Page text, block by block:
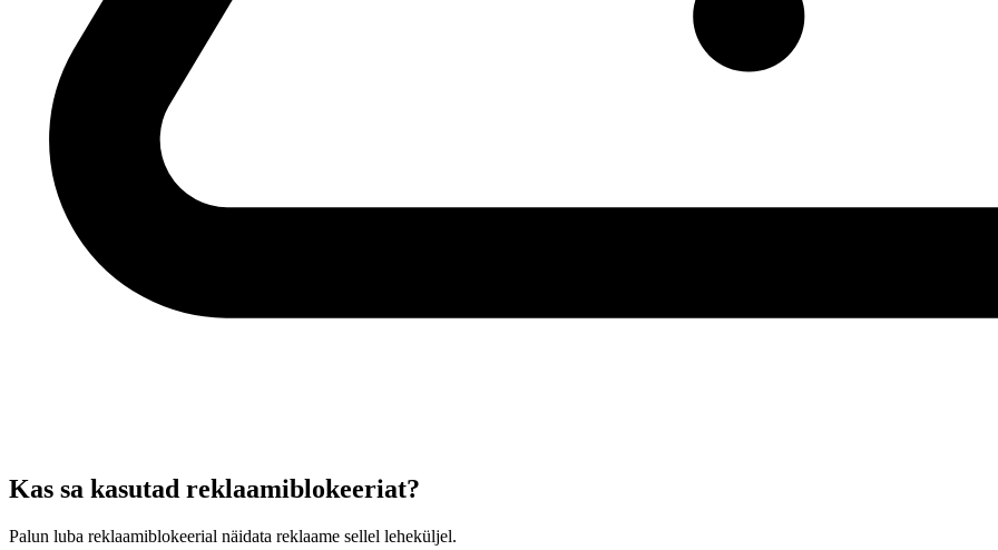
Kas sa kasutad reklaamiblokeeriat?
Palun luba reklaamiblokeerial näidata reklaame sellel leheküljel.